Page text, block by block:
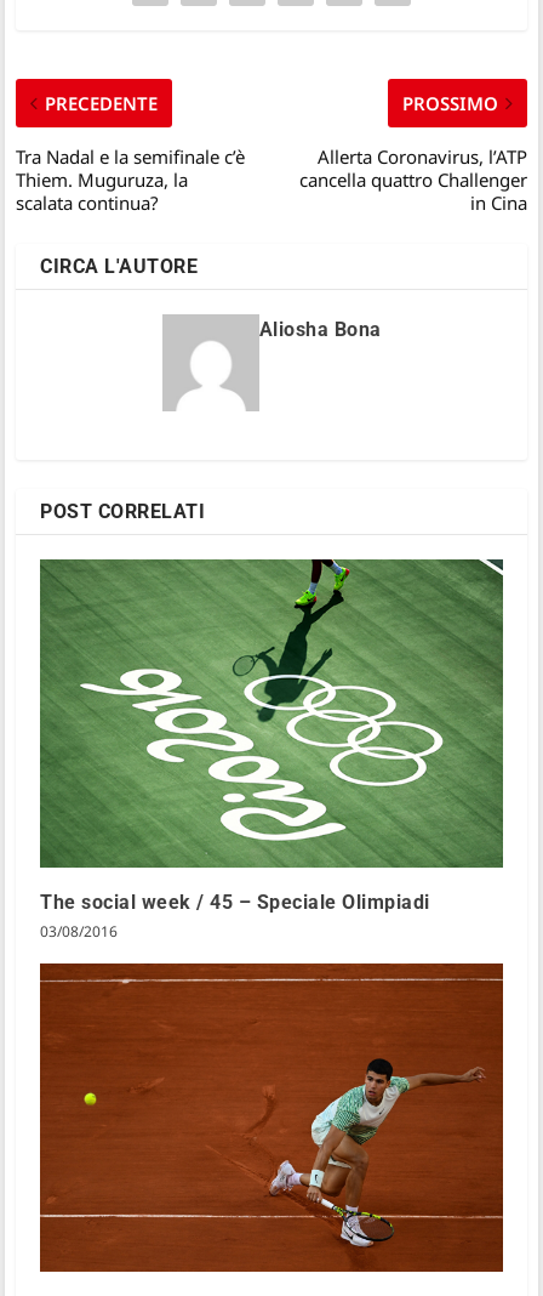
PRECEDENTE
Tra Nadal e la semifinale c’è
Thiem. Muguruza, la
scalata continua?
PROSSIMO
Allerta Coronavirus, l’ATP
cancella quattro Challenger
in Cina
CIRCA L'AUTORE
Aliosha Bona
POST CORRELATI
The social week / 45 – Speciale Olimpiadi
03/08/2016